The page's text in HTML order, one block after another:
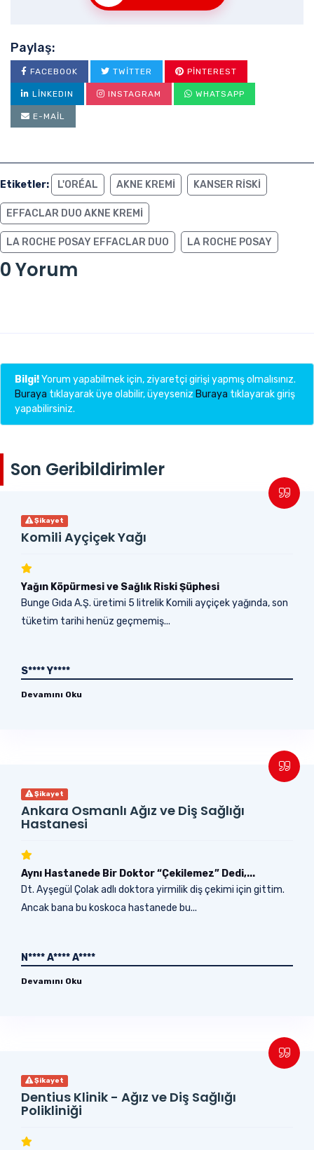
Paylaş:
FACEBOOK TWITTER PINTEREST
LINKEDIN INSTAGRAM WHATSAPP
E-MAIL
Etiketler: L'ORÉAL AKNE KREMI KANSER RISKI
EFFACLAR DUO AKNE KREMI
LA ROCHE POSAY EFFACLAR DUO LA ROCHE POSAY
0 Yorum
Bilgi!Yorum yapabilmek için, ziyaretçi girişi yapmış olmalısınız.
Buraya tıklayarak üye olabilir, üyeyseniz Buraya tıklayarak giriş
yapabilirsiniz.
Son Geribildirimler
Şikayet
Komili Ayçiçek Yağı
Yağın Köpürmesi ve Sağlık Riski Şüphesi
Bunge Gıda A.Ş. üretimi 5 litrelik Komili ayçiçek yağında, son
tüketim tarihi henüz geçmemiş...
S**** Y****
Devamını Oku
Şikayet
Ankara Osmanlı Ağız ve Diş Sağlığı
Hastanesi
Aynı Hastanede Bir Doktor “Çekilemez” Dedi,...
Dt. Ayşegül Çolak adlı doktora yirmilik diş çekimi için gittim.
Ancak bana bu koskoca hastanede bu...
N**** A**** A****
Devamını Oku
Şikayet
Dentius Klinik - Ağız ve Diş Sağlığı
Polikliniği